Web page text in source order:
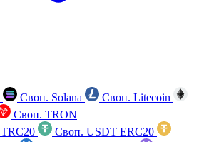
Своп. Solana
Своп. Litecoin
Своп. TRON
Своп. USDT ERC20